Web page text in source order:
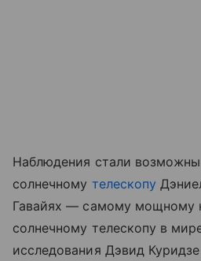
Наблюдения стали возможны
солнечному телескопу
Гавайях — самому мощному
солнечному телескопу в
исследования Дэвид